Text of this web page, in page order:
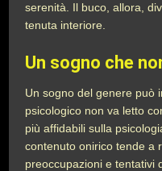
serenità. Il buco, allora,
tenuta interiore.
Un sogno che
Un sogno del genere può
psicologico non va letto
più affidabili sulla
contenuto onirico tende a
preoccupazioni e tentativi